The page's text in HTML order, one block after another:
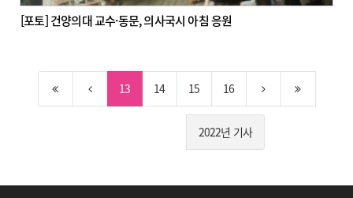
[포토] 건양의대 교수·동문, 의사국시 아침 응원
13 14 15 16
2022년 기사